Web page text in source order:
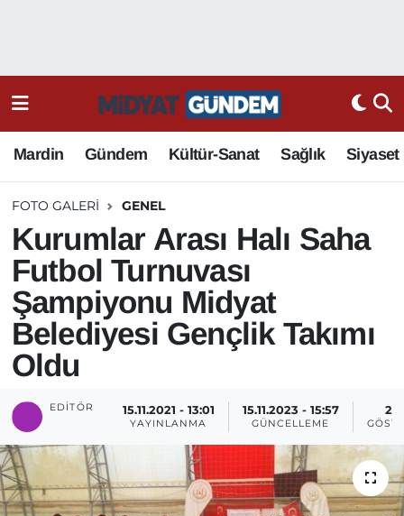
Mardin Gündem Kültür-Sanat Sağlık Siyaset
FOTO GALERI GENEL
Kurumlar Arası Halı Saha
Futbol Turnuvası
Şampiyonu Midyat
Belediyesi Gençlik Takımı
Oldu
EDITÖR 15.11.2021 - 13:01
YAYINLANMA
15.11.2023 - 15:57
GÜNCELLEME